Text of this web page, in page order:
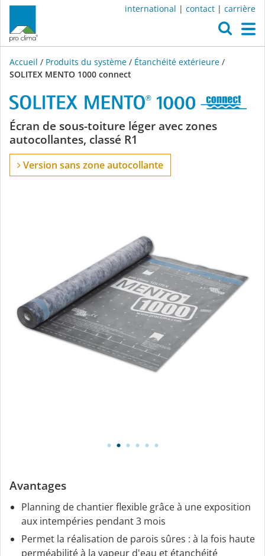
international | contact | carrière
Accueil / Produits du système / Étanchéité extérieure /
SOLITEX MENTO 1000 connect
SOLITEX
MENTO
1000
Écran de sous-toiture léger avec zones
autocollantes, classé R1
Version sans zone autocollante
Avantages
Planning de chantier flexible grâce à une exposition
aux intempéries pendant 3 mois
Permet la réalisation de parois sûres : à la fois haute
perméabilité à la vapeur d'eau et étanchéité